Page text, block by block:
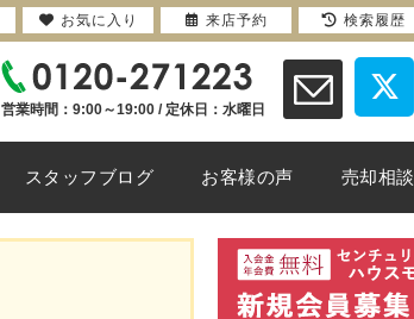
営業時間：9:00～19:00 / 定休日：水曜日
スタッフブログ お客様の声 売却相談
お気に入り 来店予約 検索履歴